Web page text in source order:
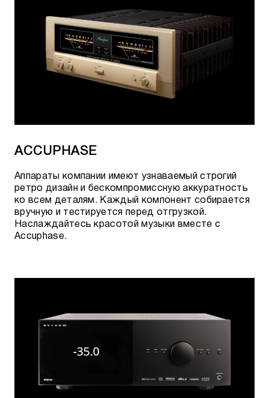
ACCUPHASE
Аппараты компании имеют узнаваемый строгий
ретро дизайн и бескомпромиссную аккуратность
ко всем деталям. Каждый компонент собирается
вручную и тестируется перед отгрузкой.
Наслаждайтесь красотой музыки вместе с
Accuphase.